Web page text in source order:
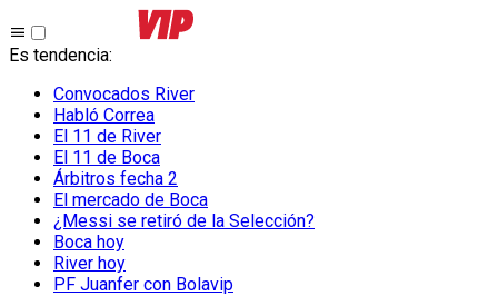
Es tendencia:
Convocados River
Habló Correa
El 11 de River
El 11 de Boca
Árbitros fecha 2
El mercado de Boca
¿Messi se retiró de la Selección?
Boca hoy
River hoy
PF Juanfer con Bolavip